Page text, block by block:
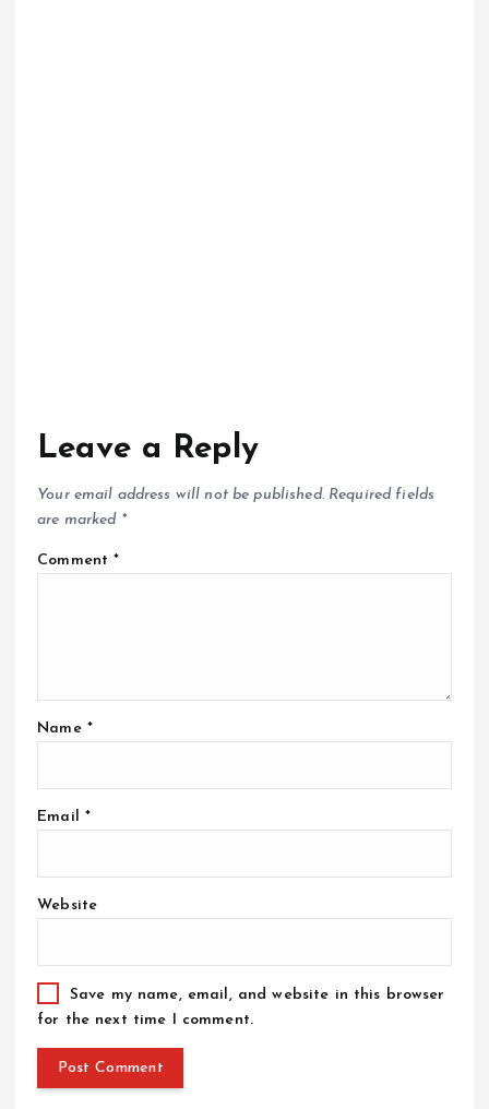
Leave a Reply
Your email address will not be published. Required fields
are marked *
Comment*
Name *
Email *
Website
Save my name, email, and website in this browser
for the next time I comment.